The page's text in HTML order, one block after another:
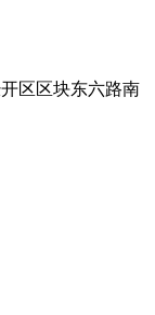
区区块东六路南